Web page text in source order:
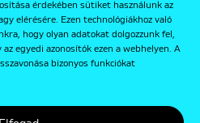
érdekében sütiket használunk az
elérésére. Ezen technológiákhoz való
hogy olyan adatokat dolgozzunk fel,
egyedi azonosítók ezen a webhelyen. A
bizonyos funkciókat
Szabályzat